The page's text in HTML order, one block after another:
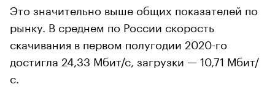
Это значительно выше общих показателей по
рынку. В среднем по России скорость
скачивания в первом полугодии 2020-го
достигла 24,33 Мбит/с, загрузки — 10,71 Мбит/
с.